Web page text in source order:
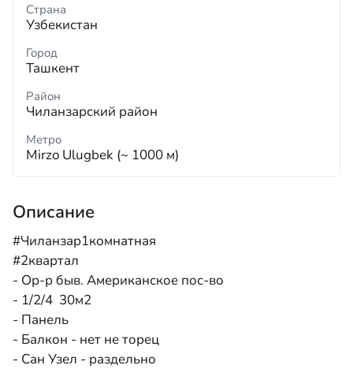
Страна
Узбекистан
Город
Ташкент
Район
Чиланзарский район
Метро
Mirzo Ulugbek (~ 1000 м)
Описание
#Чиланзар1комнатная
#2квартал
- Ор-р быв. Американское пос-во
- 1/2/4 30м2
- Панель
- Балкон - нет не торец
- Сан Узел - раздельно